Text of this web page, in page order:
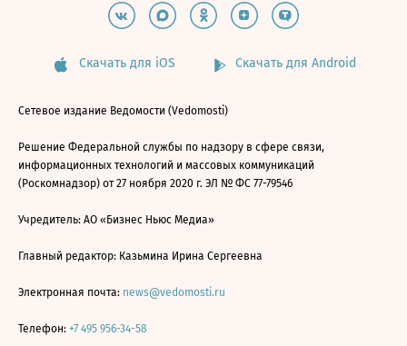
Скачать для iOS Скачать для Android
Сетевое издание Ведомости (Vedomosti)
Решение Федеральной службы по надзору в сфере связи,
информационных технологий и массовых коммуникаций
(Роскомнадзор) от 27 ноября 2020 г. ЭЛ № ФС 77-79546
Учредитель: АО «Бизнес Ньюс Медиа»
Главный редактор: Казьмина Ирина Сергеевна
Электронная почта: news@vedomosti.ru
Телефон: +7 495 956-34-58